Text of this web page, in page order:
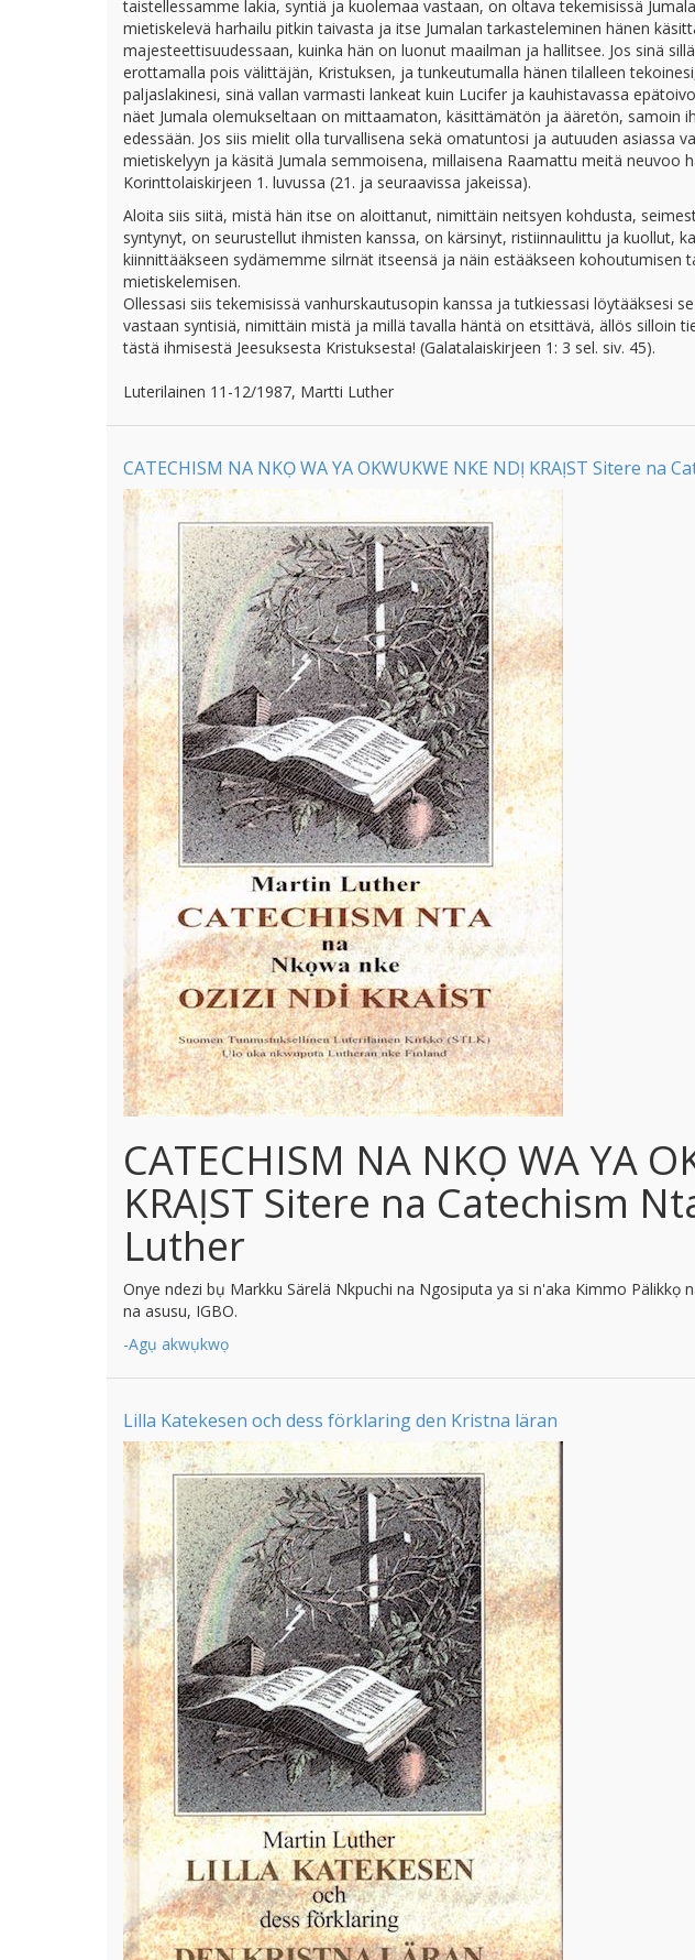
taistellessamme lakia, syntiä ja kuolemaa vastaan, on oltava tekemisissä
mietiskelevä harhailu pitkin taivasta ja itse Jumalan tarkasteleminen hänen
majesteettisuudessaan, kuinka hän on luonut maailman ja hallitsee. Jos sinä
erottamalla pois välittäjän, Kristuksen, ja tunkeutumalla hänen tilalleen
paljaslakinesi, sinä vallan varmasti lankeat kuin Lucifer ja kauhistavassa
näet Jumala olemukseltaan on mittaamaton, käsittämätön ja ääretön, samoin
edessään. Jos siis mielit olla turvallisena sekä omatuntosi ja autuuden asiassa
mietiskelyyn ja käsitä Jumala semmoisena, millaisena Raamattu meitä neuvoo
Korinttolaiskirjeen 1. luvussa (21. ja seuraavissa jakeissa).
Aloita siis siitä, mistä hän itse on aloittanut, nimittäin neitsyen kohdusta,
syntynyt, on seurustellut ihmisten kanssa, on kärsinyt, ristiinnaulittu ja kuollut,
kiinnittääkseen sydämemme silrnät itseensä ja näin estääkseen kohoutumisen
mietiskelemisen.
Ollessasi siis tekemisissä vanhurskautusopin kanssa ja tutkiessasi löytääksesi
vastaan syntisiä, nimittäin mistä ja millä tavalla häntä on etsittävä, ällös silloin
tästä ihmisestä Jeesuksesta Kristuksesta! (Galatalaiskirjeen 1: 3 sel. siv. 45).
Luterilainen 11-12/1987, Martti Luther
CATECHISM NA NKỌ WA YA OKWUKWE NKE NDỊ KRAỊST Sitere
CATECHISM NA NKỌ WA YA
KRAỊST Sitere na Catechism
Luther
Onye ndezi bụ Markku Särelä Nkpuchi na Ngosiputa ya si n'aka Kimmo Pälikkọ
na asusu, IGBO.
-Agụ akwụkwọ
Lilla Katekesen och dess förklaring den Kristna läran